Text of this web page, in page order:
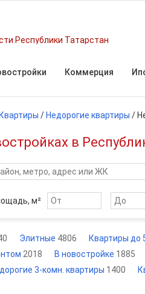
Республики Татарстан
Коммерция
Квартиры / Недорогие квартиры /
в
м²
Элитные 4806 Квартиры до
2018 В новостройке 1885
3-комн. квартиры 1400